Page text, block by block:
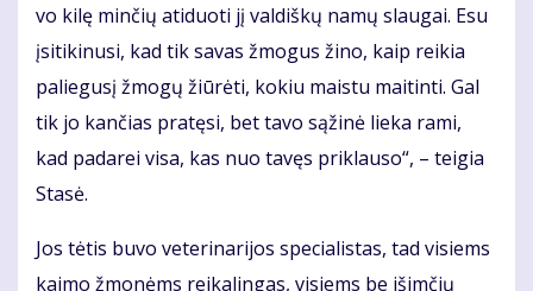
vo ki­lę min­čių ati­duo­ti jį val­diš­kų na­mų slau­gai. Esu
įsi­ti­ki­nu­si, kad tik sa­vas žmo­gus ži­no, kaip rei­kia
pa­lie­gu­sį žmo­gų žiū­rė­ti, ko­kiu mais­tu mai­tin­ti. Gal
tik jo kan­čias pra­tę­si, bet ta­vo są­ži­nė lie­ka ra­mi,
kad pa­da­rei vi­sa, kas nuo ta­vęs pri­klau­so“, – tei­gia
Sta­sė.
Jos tė­tis bu­vo ve­te­ri­na­ri­jos spe­cia­lis­tas, tad vi­siems
kai­mo žmo­nėms rei­ka­lin­gas, vi­siems be iš­im­čių